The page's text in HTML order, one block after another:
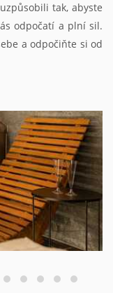
tak, abyste
odpočatí a plní sil.
a odpočiňte si od